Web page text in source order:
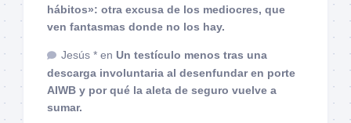
hábitos»: otra excusa de los mediocres, que
ven fantasmas donde no los hay.
Jesús * en Un testículo menos tras una
descarga involuntaria al desenfundar en porte
AIWB y por qué la aleta de seguro vuelve a
sumar.